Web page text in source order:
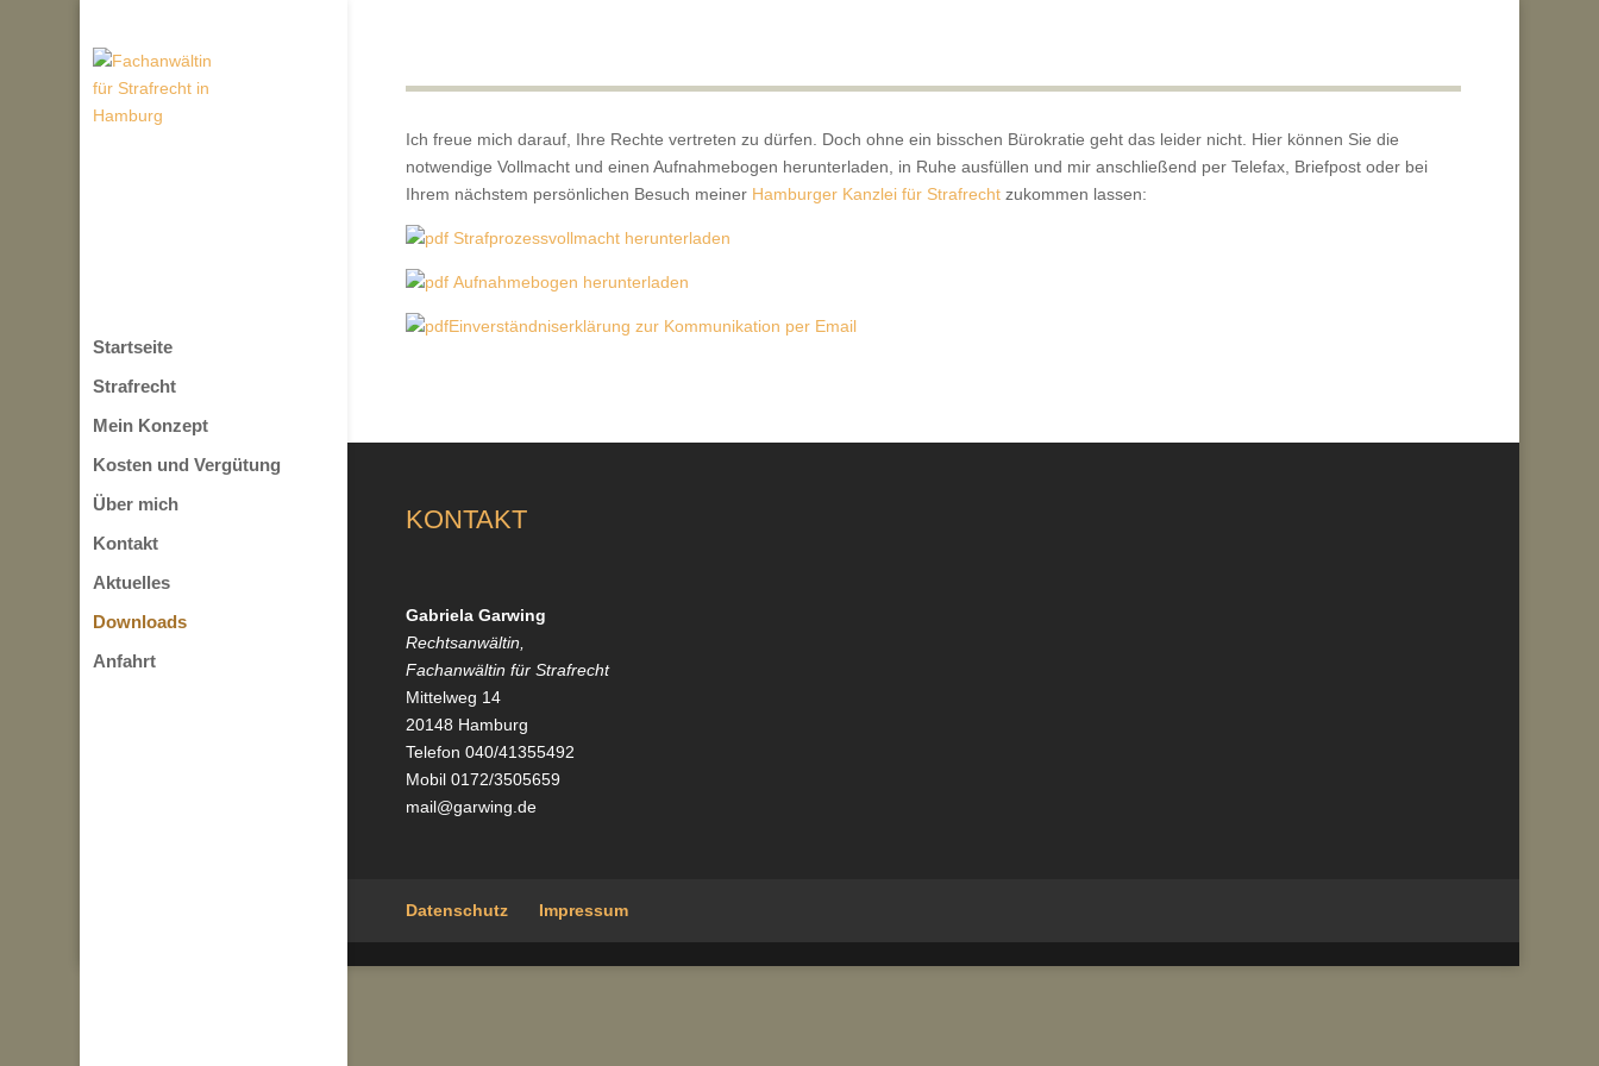
Startseite
Strafrecht
Mein Konzept
Kosten und Vergütung
Über mich
Kontakt
Aktuelles
Downloads
Anfahrt
Ich freue mich darauf, Ihre Rechte vertreten zu dürfen. Doch ohne ein bisschen Bürokratie geht das leider nicht. Hier können Sie die
notwendige Vollmacht und einen Aufnahmebogen herunterladen, in Ruhe ausfüllen und mir anschließend per Telefax, Briefpost oder bei
Ihrem nächstem persönlichen Besuch meiner Hamburger Kanzlei für Strafrecht zukommen lassen:
Strafprozessvollmacht herunterladen
Aufnahmebogen herunterladen
Einverständniserklärung zur Kommunikation per Email
KONTAKT
Gabriela Garwing
Rechtsanwältin,
Fachanwältin für Strafrecht
Mittelweg 14
20148 Hamburg
Telefon 040/41355492
Mobil 0172/3505659
mail@garwing.de
Datenschutz Impressum